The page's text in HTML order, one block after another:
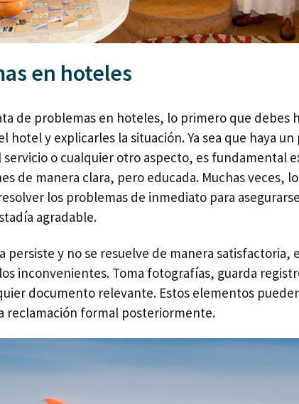
en hoteles
de problemas en hoteles, lo primero que debes
hotel y explicarles la situación. Ya sea que haya
o cualquier otro aspecto, es fundamental
de manera clara, pero educada. Muchas veces,
los problemas de inmediato para
agradable.
persiste y no se resuelve de manera
inconvenientes. Toma fotografías, guarda
documento relevante. Estos elementos
reclamación formal posteriormente.